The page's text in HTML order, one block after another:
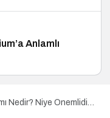
Anlamlı
Nedir? Niye Önemlidir?